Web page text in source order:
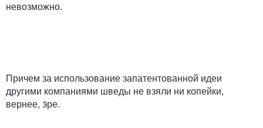
невозможно.
Причем за использование запатентованной идеи
другими компаниями шведы не взяли ни копейки,
вернее, э́ре.